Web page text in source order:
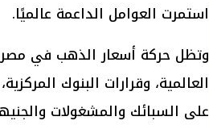
استمرت العوامل الداعمة عالميًا.
وتظل حركة أسعار الذهب في مصر
العالمية، وقرارات البنوك
على السبائك والمشغولات